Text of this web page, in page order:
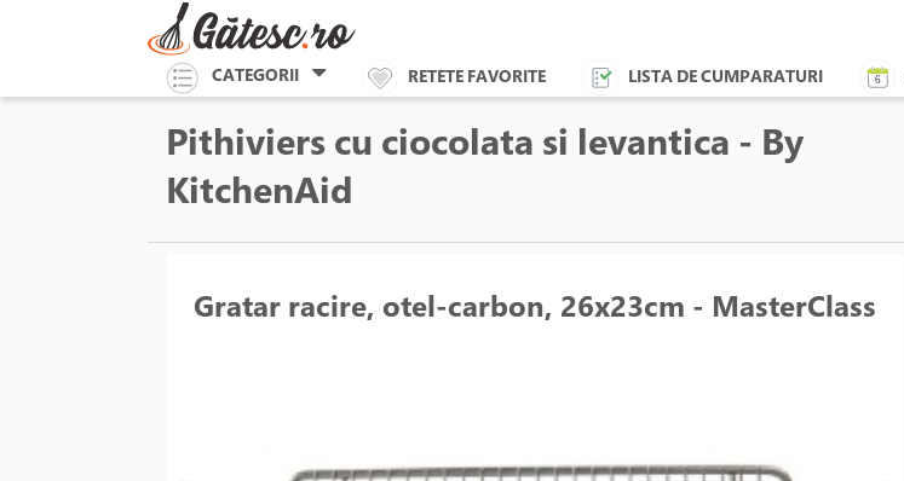
CATEGORII RETETE FAVORITE LISTA DE CUMPARATURI
Pithiviers cu ciocolata si levantica - By
KitchenAid
Gratar racire, otel-carbon, 26x23cm - MasterClass